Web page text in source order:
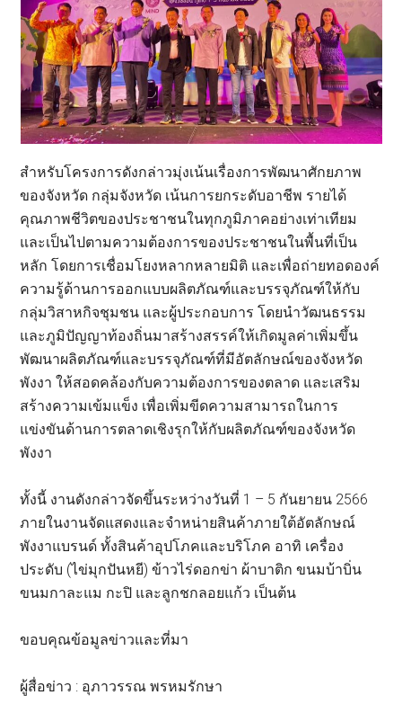
สำหรับโครงการดังกล่าวมุ่งเน้นเรื่องการพัฒนาศักยภาพ
ของจังหวัด กลุ่มจังหวัด เน้นการยกระดับอาชีพ รายได้
คุณภาพชีวิตของประชาชนในทุกภูมิภาคอย่างเท่าเทียม
และเป็นไปตามความต้องการของประชาชนในพื้นที่เป็น
หลัก โดยการเชื่อมโยงหลากหลายมิติ และเพื่อถ่ายทอดองค์
ความรู้ด้านการออกแบบผลิตภัณฑ์และบรรจุภัณฑ์ให้กับ
กลุ่มวิสาหกิจชุมชน และผู้ประกอบการ โดยนำวัฒนธรรม
และภูมิปัญญาท้องถิ่นมาสร้างสรรค์ให้เกิดมูลค่าเพิ่มขึ้น
พัฒนาผลิตภัณฑ์และบรรจุภัณฑ์ที่มีอัตลักษณ์ของจังหวัด
พังงา ให้สอดคล้องกับความต้องการของตลาด และเสริม
สร้างความเข้มแข็ง เพื่อเพิ่มขีดความสามารถในการ
แข่งขันด้านการตลาดเชิงรุกให้กับผลิตภัณฑ์ของจังหวัด
พังงา
ทั้งนี้ งานดังกล่าวจัดขึ้นระหว่างวันที่ 1 – 5 กันยายน 2566
ภายในงานจัดแสดงและจำหน่ายสินค้าภายใต้อัตลักษณ์
พังงาแบรนด์ ทั้งสินค้าอุปโภคและบริโภค อาทิ เครื่อง
ประดับ (ไข่มุกปันหยี) ข้าวไร่ดอกข่า ผ้าบาติก ขนมบ้าบิ่น
ขนมกาละแม กะปิ และลูกชกลอยแก้ว เป็นต้น
ขอบคุณข้อมูลข่าวและที่มา
ผู้สื่อข่าว : อุภาวรรณ พรหมรักษา